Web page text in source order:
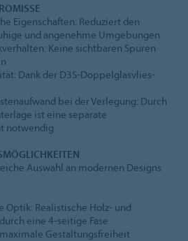
Eigenschaften: Reduziert den
und angenehme Umgebungen
Keine sichtbaren Spuren
Dank der D3S-Doppelglasvlies-
bei der Verlegung: Durch
ist eine separate
notwendig
Auswahl an modernen Designs
Optik: Realistische Holz- und
eine 4-seitige Fase
Gestaltungsfreiheit